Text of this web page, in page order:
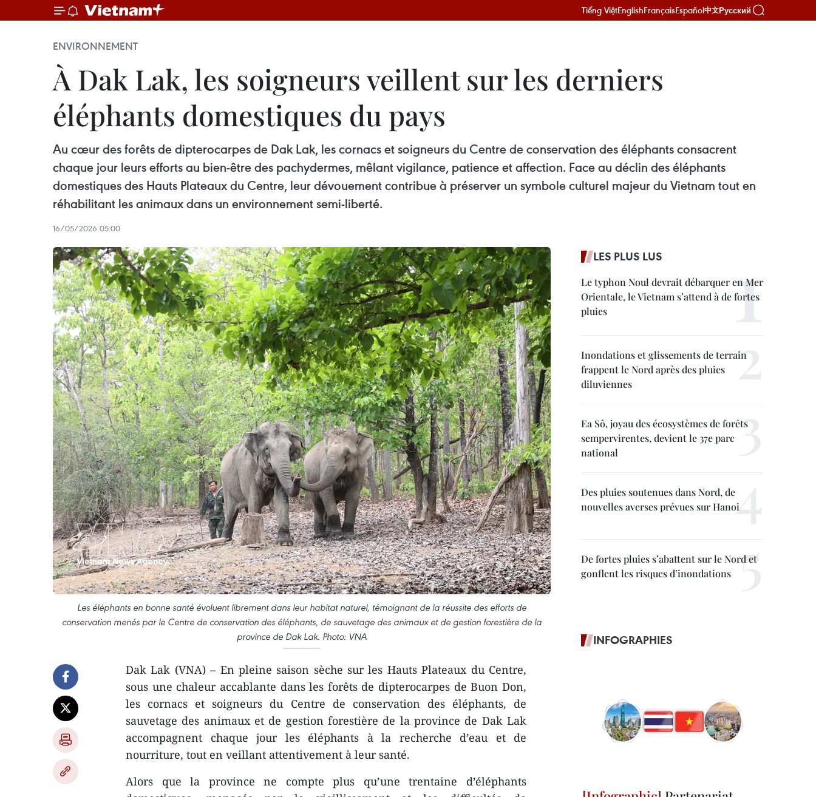
Tiếng ViệtEnglishFrançaisEspañol中文Русский
ENVIRONNEMENT
À Dak Lak, les soigneurs veillent sur les derniers
éléphants domestiques du pays
Au cœur des forêts de dipterocarpes de Dak Lak, les cornacs et soigneurs du Centre de conservation des éléphants consacrent
chaque jour leurs efforts au bien-être des pachydermes, mêlant vigilance, patience et affection. Face au déclin des éléphants
domestiques des Hauts Plateaux du Centre, leur dévouement contribue à préserver un symbole culturel majeur du Vietnam tout en
réhabilitant les animaux dans un environnement semi-liberté.
16/05/2026 05:00
Les éléphants en bonne santé évoluent librement dans leur habitat naturel, témoignant de la réussite des efforts de
conservation menés par le Centre de conservation des éléphants, de sauvetage des animaux et de gestion forestière de la
province de Dak Lak. Photo: VNA
Dak Lak (VNA) – En pleine saison sèche sur les Hauts Plateaux du Centre,
sous une chaleur accablante dans les forêts de dipterocarpes de Buon Don,
les cornacs et soigneurs du Centre de conservation des éléphants, de
sauvetage des animaux et de gestion forestière de la province de Dak Lak
accompagnent chaque jour les éléphants à la recherche d’eau et de
nourriture, tout en veillant attentivement à leur santé.
Alors que la province ne compte plus qu’une trentaine d’éléphants
LES PLUS LUS
Le typhon Noul devrait débarquer en Mer
Orientale, le Vietnam s’attend à de fortes
pluies
Inondations et glissements de terrain
frappent le Nord après des pluies
diluviennes
Ea Sô, joyau des écosystèmes de forêts
sempervirentes, devient le 37e parc
national
Des pluies soutenues dans Nord, de
nouvelles averses prévues sur Hanoi
De fortes pluies s’abattent sur le Nord et
gonflent les risques d’inondations
INFOGRAPHIES